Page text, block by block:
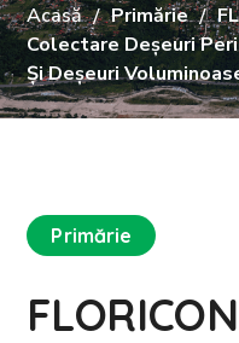
Acasă Primărie
Colectare Deșeuri
Și Deșeuri
Primărie